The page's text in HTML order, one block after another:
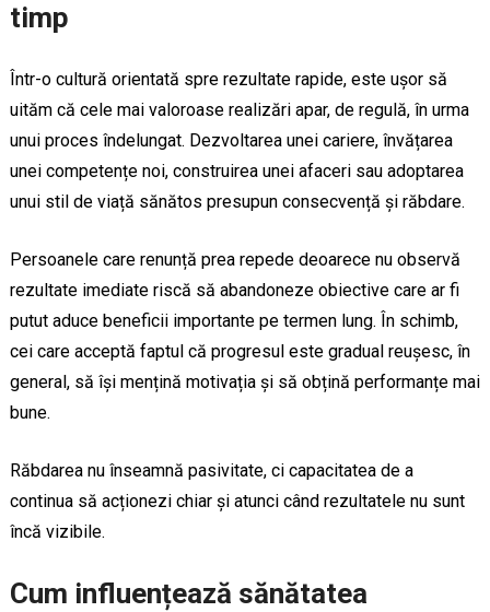
timp
Într-o cultură orientată spre rezultate rapide, este ușor să
uităm că cele mai valoroase realizări apar, de regulă, în urma
unui proces îndelungat. Dezvoltarea unei cariere, învățarea
unei competențe noi, construirea unei afaceri sau adoptarea
unui stil de viață sănătos presupun consecvență și răbdare.
Persoanele care renunță prea repede deoarece nu observă
rezultate imediate riscă să abandoneze obiective care ar fi
putut aduce beneficii importante pe termen lung. În schimb,
cei care acceptă faptul că progresul este gradual reușesc, în
general, să își mențină motivația și să obțină performanțe mai
bune.
Răbdarea nu înseamnă pasivitate, ci capacitatea de a
continua să acționezi chiar și atunci când rezultatele nu sunt
încă vizibile.
Cum influențează sănătatea